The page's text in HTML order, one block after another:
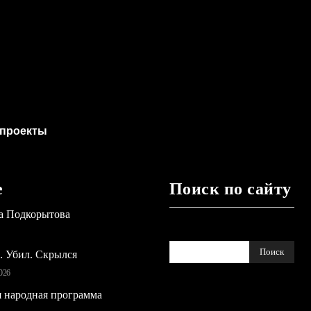
Подкорытова
Убил. Скрылся
программа
Поиск по сайту
Поиск